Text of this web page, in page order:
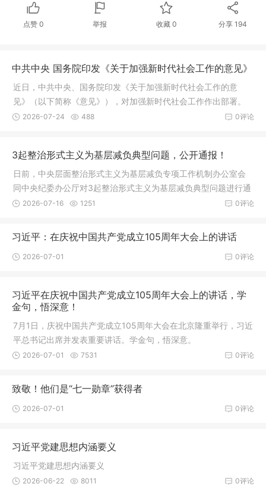
点赞 0 举报 收藏 0 分享 194
中共中央 国务院印发《关于加强新时代社会工作的意见》
近日，中共中央、国务院印发《关于加强新时代社会工作的意
见》（以下简称《意见》），对加强新时代社会工作作出部署。
0评论
2026-07-24 488
3起整治形式主义为基层减负典型问题，公开通报！
日前，中央层面整治形式主义为基层减负专项工作机制办公室会
同中央纪委办公厅对3起整治形式主义为基层减负典型问题进行通
报。
0评论
2026-07-16 1251
习近平：在庆祝中国共产党成立105周年大会上的讲话
0评论
2026-07-01
习近平在庆祝中国共产党成立105周年大会上的讲话，学
金句，悟深意！
7月1日，庆祝中国共产党成立105周年大会在北京隆重举行，习近
平总书记出席并发表重要讲话。学金句，悟深意。
0评论
2026-07-01 7531
致敬！他们是“七一勋章”获得者
0评论
2026-07-01
习近平党建思想内涵要义
习近平党建思想内涵要义
0评论
2026-06-22 8011